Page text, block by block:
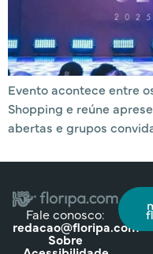
Evento acontece entre
Shopping e reúne
abertas e grupos
Fale conosco:
redacao@floripa.com
Sobre